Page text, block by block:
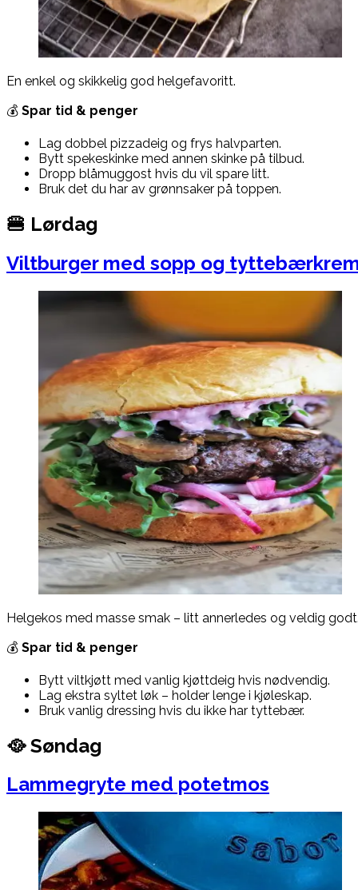
En enkel og skikkelig god helgefavoritt.
💰 Spar tid & penger
Lag dobbel pizzadeig og frys halvparten.
Bytt spekeskinke med annen skinke på tilbud.
Dropp blåmuggost hvis du vil spare litt.
Bruk det du har av grønnsaker på toppen.
🍔 Lørdag
Viltburger med sopp og
Helgekos med masse smak – litt annerledes og veldig
💰 Spar tid & penger
Bytt viltkjøtt med vanlig kjøttdeig hvis nødvendig.
Lag ekstra syltet løk – holder lenge i kjøleskap.
Bruk vanlig dressing hvis du ikke har tyttebær.
🥘 Søndag
Lammegryte med potetmos